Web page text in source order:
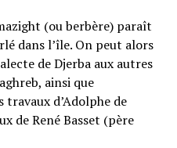
(ou berbère) paraît
dans l’île. On peut alors
de Djerba aux autres
ainsi que
d’Adolphe de
de René Basset (père